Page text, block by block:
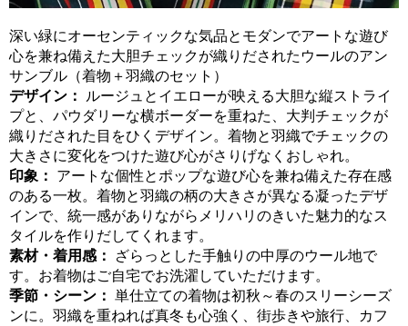
深い緑にオーセンティックな気品とモダンでアートな遊び
心を兼ね備えた大胆チェックが織りだされたウールのアン
サンブル（着物＋羽織のセット）
デザイン：
ルージュとイエローが映える大胆な縦ストライ
プと、パウダリーな横ボーダーを重ねた、大判チェックが
織りだされた目をひくデザイン。着物と羽織でチェックの
大きさに変化をつけた遊び心がさりげなくおしゃれ。
印象：
アートな個性とポップな遊び心を兼ね備えた存在感
のある一枚。着物と羽織の柄の大きさが異なる凝ったデザ
インで、統一感がありながらメリハリのきいた魅力的なス
タイルを作りだしてくれます。
素材・着用感：
ざらっとした手触りの中厚のウール地で
す。お着物はご自宅でお洗濯していただけます。
季節・シーン： 単仕立ての着物は初秋～春のスリーシーズ
ンに。羽織を重ねれば真冬も心強く、街歩きや旅行、カフ